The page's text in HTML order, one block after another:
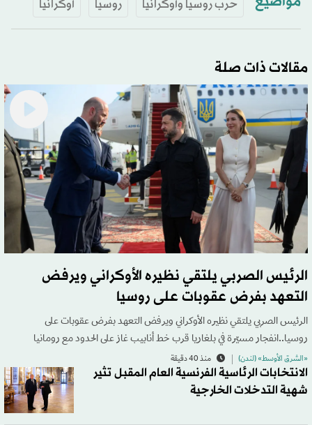
حرب روسيا وأوكرانيا روسيا أوكرانيا
مقالات ذات صلة
الرئيس الصربي يلتقي نظيره الأوكراني ويرفض
التعهد بفرض عقوبات على روسيا
الرئيس الصربي يلتقي نظيره الأوكراني ويرفض التعهد بفرض عقوبات على
روسيا..انفجار مسيّرة في بلغاريا قرب خط أنابيب غاز على الحدود مع رومانيا
«الشرق الأوسط» (لندن) منذ 40 دقيقة
الانتخابات الرئاسية الفرنسية العام المقبل تثير
شهية التدخلات الخارجية